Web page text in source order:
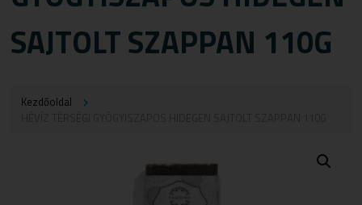
SAJTOLT SZAPPAN 110G
Kezdőoldal